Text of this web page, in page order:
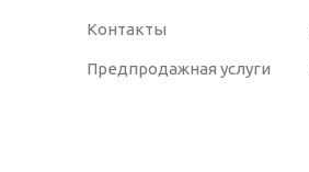
Контакты
Предпродажная услуги